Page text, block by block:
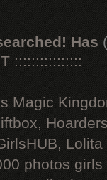
Has
::::::::::::::::
Magic
Lolita
photos